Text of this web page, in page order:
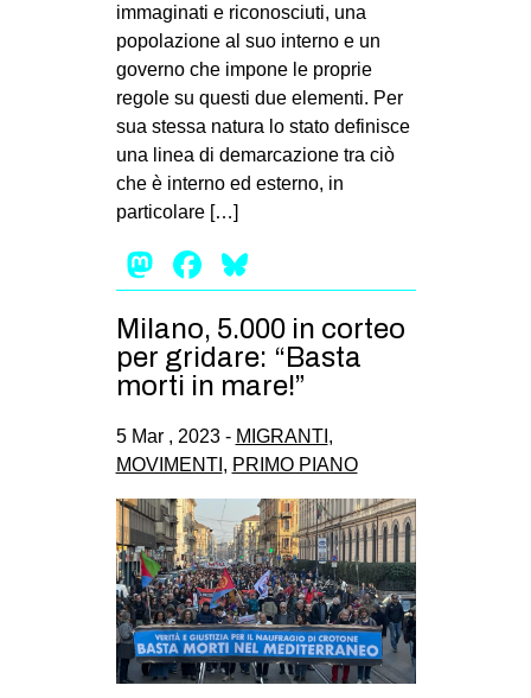
immaginati e riconosciuti, una
popolazione al suo interno e un
governo che impone le proprie
regole su questi due elementi. Per
sua stessa natura lo stato definisce
una linea di demarcazione tra ciò
che è interno ed esterno, in
particolare […]
Mastodon
Facebook
Milano, 5.000 in corteo
per gridare: “Basta
morti in mare!”
5 Mar , 2023 - MIGRANTI ,
MOVIMENTI , PRIMO PIANO